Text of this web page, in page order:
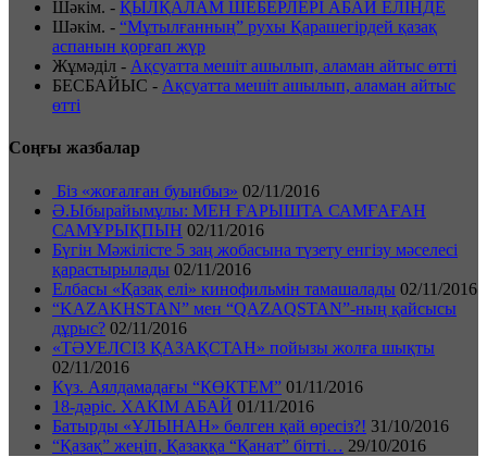
Шәкім. - ҚЫЛҚАЛАМ ШЕБЕРЛЕРІ АБАЙ ЕЛІНДЕ
Шәкім. - “Мұтылғанның” рухы Қарашегірдей қазақ
аспанын қорғап жүр
Жұмәділ - Ақсуатта мешіт ашылып, аламан айтыс өтті
БЕСБАЙЫС - Ақсуатта мешіт ашылып, аламан айтыс
өтті
Соңғы жазбалар
Біз «жоғалған буынбыз» 02/11/2016
Ә.Ыбырайымұлы: МЕН ҒАРЫШТА САМҒАҒАН
САМҰРЫҚПЫН 02/11/2016
Бүгін Мәжілісте 5 заң жобасына түзету енгізу мәселесі
қарастырылады 02/11/2016
Елбасы «Қазақ елі» кинофильмін тамашалады 02/11/2016
“KAZAKHSTAN” мен “QAZAQSTAN”-ның қайсысы
дұрыс? 02/11/2016
«ТӘУЕЛСІЗ ҚАЗАҚСТАН» пойызы жолға шықты
02/11/2016
Күз. Аялдамадағы “КӨКТЕМ” 01/11/2016
18-дәріс. ХАКІМ АБАЙ 01/11/2016
Батырды «ҰЛЫНАН» бөлген қай өресіз?! 31/10/2016
“Қазақ” жеңіп, Қазаққа “Қанат” бітті… 29/10/2016